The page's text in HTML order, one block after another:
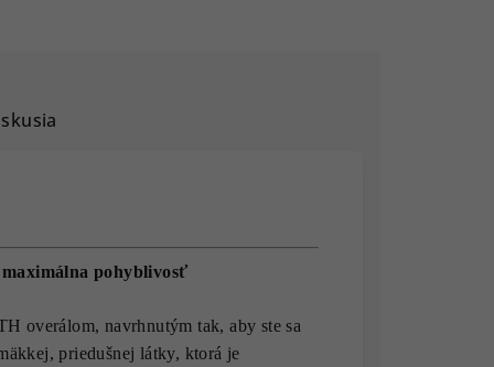
pohyblivosť
overálom, navrhnutým tak, aby ste sa
priedušnej látky, ktorá je